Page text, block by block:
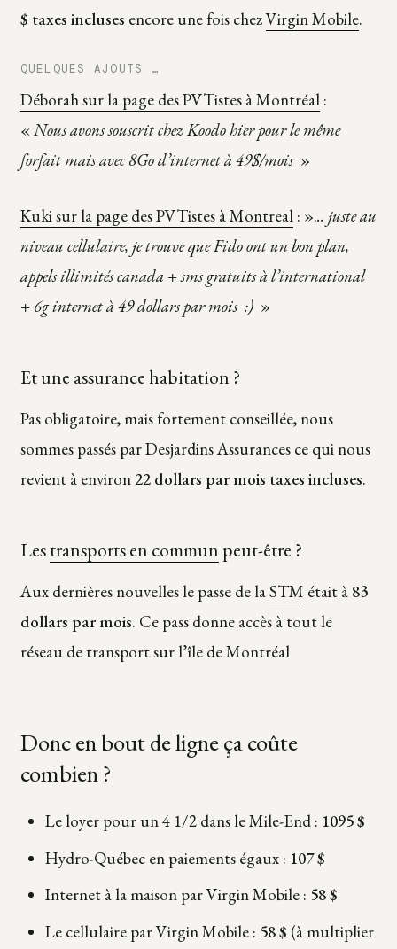
$ taxes incluses encore une fois chezVirgin Mobile.
QUELQUES AJOUTS …
Déborah sur la page des PVTistes à Montréal:
« Nous avons souscrit chez Koodo hier pour le même
forfait mais avec 8Go d’internet à 49$/mois»
Kuki sur la page des PVTistes à Montreal: »... juste au
niveau cellulaire, je trouve que Fido ont un bon plan,
appels illimités canada + sms gratuits à l’international
+ 6g internet à 49 dollars par mois :) »
Et une assurance habitation ?
Pas obligatoire, mais fortement conseillée, nous
sommes passés par Desjardins Assurances ce qui nous
revient à environ22 dollars par mois taxes incluses.
Lestransports en commun peut-être ?
Aux dernières nouvelles le passe de laSTM était à 83
dollars par mois. Ce pass donne accès à tout le
réseau de transport sur l’île de Montréal
Donc en bout de ligne ça coûte
combien ?
Le loyer pour un 4 1/2 dans le Mile-End : 1095 $
Hydro-Québec en paiements égaux : 107 $
Internet à la maison par Virgin Mobile : 58 $
Le cellulaire par Virgin Mobile : 58 $ (à multiplier